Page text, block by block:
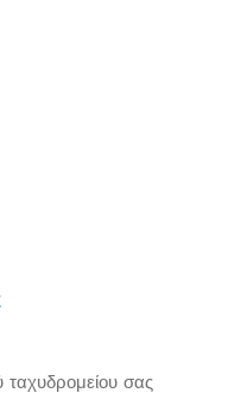
ταχυδρομείου σας